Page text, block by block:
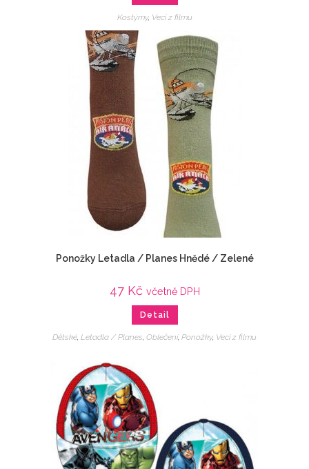
Kostýmy, Veci z filmu
Ponožky Letadla / Planes Hnědé / Zelené
47 Kč včetně DPH
Detail
Dětské Letadla / Planes Oblečení, Ponožky, Veci z filmu